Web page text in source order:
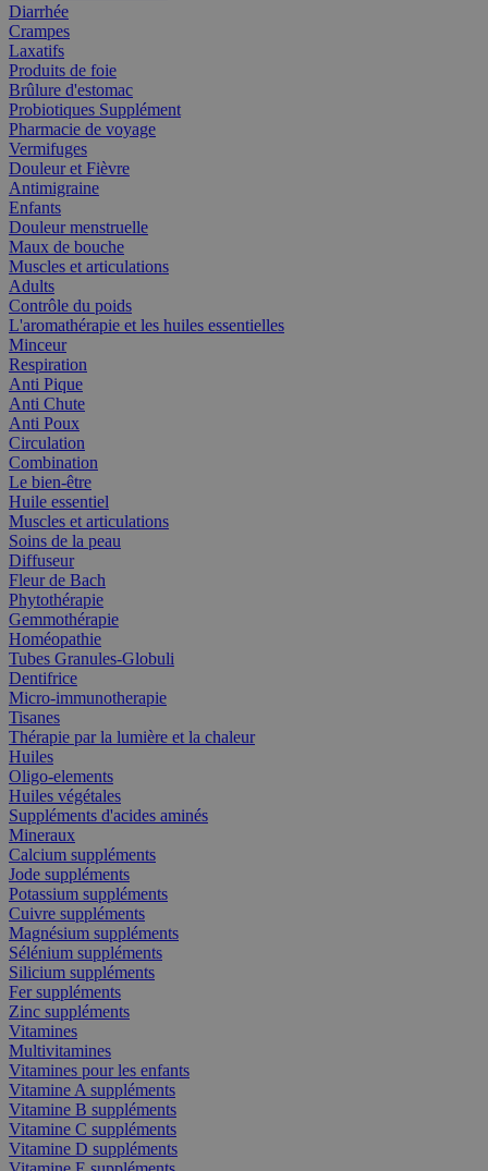
Diarrhée
Crampes
Laxatifs
Produits de foie
Brûlure d'estomac
Probiotiques Supplément
Pharmacie de voyage
Vermifuges
Douleur et Fièvre
Antimigraine
Enfants
Douleur menstruelle
Maux de bouche
Muscles et articulations
Adults
Contrôle du poids
L'aromathérapie et les huiles essentielles
Minceur
Respiration
Anti Pique
Anti Chute
Anti Poux
Circulation
Combination
Le bien-être
Huile essentiel
Muscles et articulations
Soins de la peau
Diffuseur
Fleur de Bach
Phytothérapie
Gemmothérapie
Homéopathie
Tubes Granules-Globuli
Dentifrice
Micro-immunotherapie
Tisanes
Thérapie par la lumière et la chaleur
Huiles
Oligo-elements
Huiles végétales
Suppléments d'acides aminés
Mineraux
Calcium suppléments
Jode suppléments
Potassium suppléments
Cuivre suppléments
Magnésium suppléments
Sélénium suppléments
Silicium suppléments
Fer suppléments
Zinc suppléments
Vitamines
Multivitamines
Vitamines pour les enfants
Vitamine A suppléments
Vitamine B suppléments
Vitamine C suppléments
Vitamine D suppléments